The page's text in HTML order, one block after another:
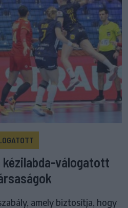
kézilabda-válogatott
amely biztosítja, hogy